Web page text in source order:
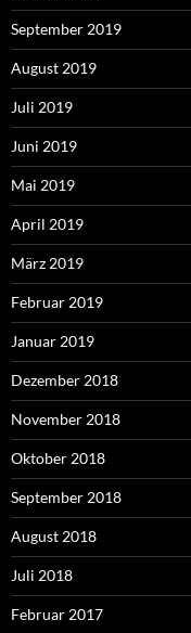
September 2019
August 2019
Juli 2019
Juni 2019
Mai 2019
April 2019
März 2019
Februar 2019
Januar 2019
Dezember 2018
November 2018
Oktober 2018
September 2018
August 2018
Juli 2018
Februar 2017